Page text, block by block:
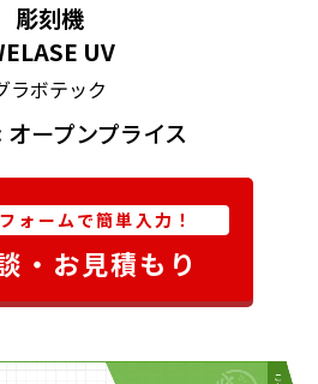
彫刻機
UV
ラボテック
オープンプライス
ォームで簡単入力！
・お見積もり